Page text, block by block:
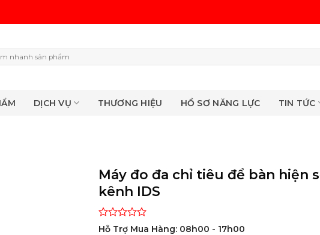
DỊCH VỤ THƯƠNG HIỆU HỒ SƠ NĂNG LỰC TIN TỨC
Máy đo đa chỉ tiêu để bàn hiện
kênh IDS
Rated
Hỗ Trợ Mua Hàng: 08h00 - 17h00